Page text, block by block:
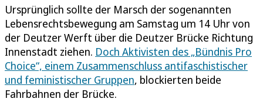
Ursprünglich sollte der Marsch der sogenannten
Lebensrechtsbewegung am Samstag um 14 Uhr von
der Deutzer Werft über die Deutzer Brücke Richtung
Innenstadt ziehen. Doch Aktivisten des „Bündnis Pro
Choice“, einem Zusammenschluss antifaschistischer
und feministischer Gruppen, blockierten beide
Fahrbahnen der Brücke.